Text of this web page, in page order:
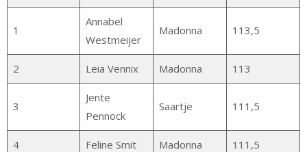
1
Annabel
Westmeijer
Madonna 113,5
2 Leia Vennix Madonna 113
3
Jente
Pennock
Saartje 111,5
4 Feline Smit Madonna 111,5